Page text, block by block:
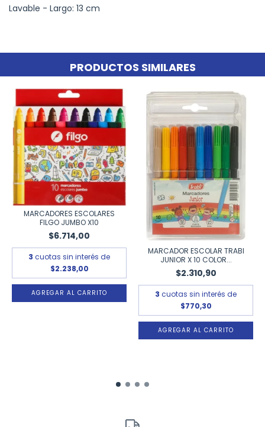
Lavable - Largo: 13 cm
PRODUCTOS SIMILARES
MARCADORES ESCOLARES
FILGO JUMBO X10
$6.714,00
3 cuotas sin interés de
$2.238,00
MARCADOR ESCOLAR TRABI
JUNIOR X 10 COLOR...
$2.310,90
3 cuotas sin interés de
$770,30